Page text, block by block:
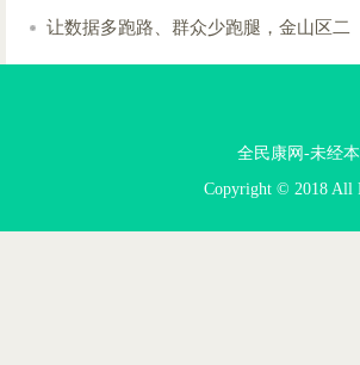
让数据多跑路、群众少跑腿，金山区二
全民康网-未经
Copyright © 2018 All